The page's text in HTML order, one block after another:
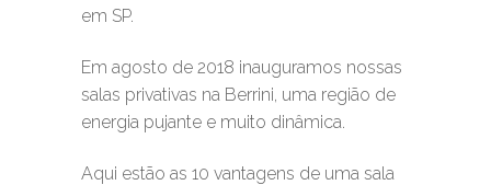
em SP.
Em agosto de 2018 inauguramos nossas
salas privativas na Berrini, uma região de
energia pujante e muito dinâmica.
Aqui estão as 10 vantagens de uma sala